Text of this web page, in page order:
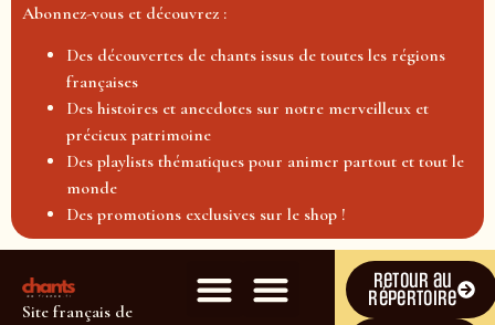
Abonnez-vous et découvrez :
Des découvertes de chants issus de toutes les régions
françaises
Des histoires et anecdotes sur notre merveilleux et
précieux patrimoine
Des playlists thématiques pour animer partout et tout le
monde
Des promotions exclusives sur le shop !
Site français de
Retour au
répertoire